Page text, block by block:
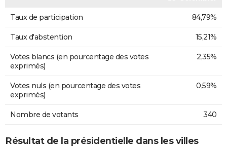
Taux de participation 84,79%
Taux d'abstention 15,21%
Votes blancs (en pourcentage des votes
exprimés)
2,35%
Votes nuls (en pourcentage des votes
exprimés)
0,59%
Nombre de votants 340
Résultat de la présidentielle dans les villes